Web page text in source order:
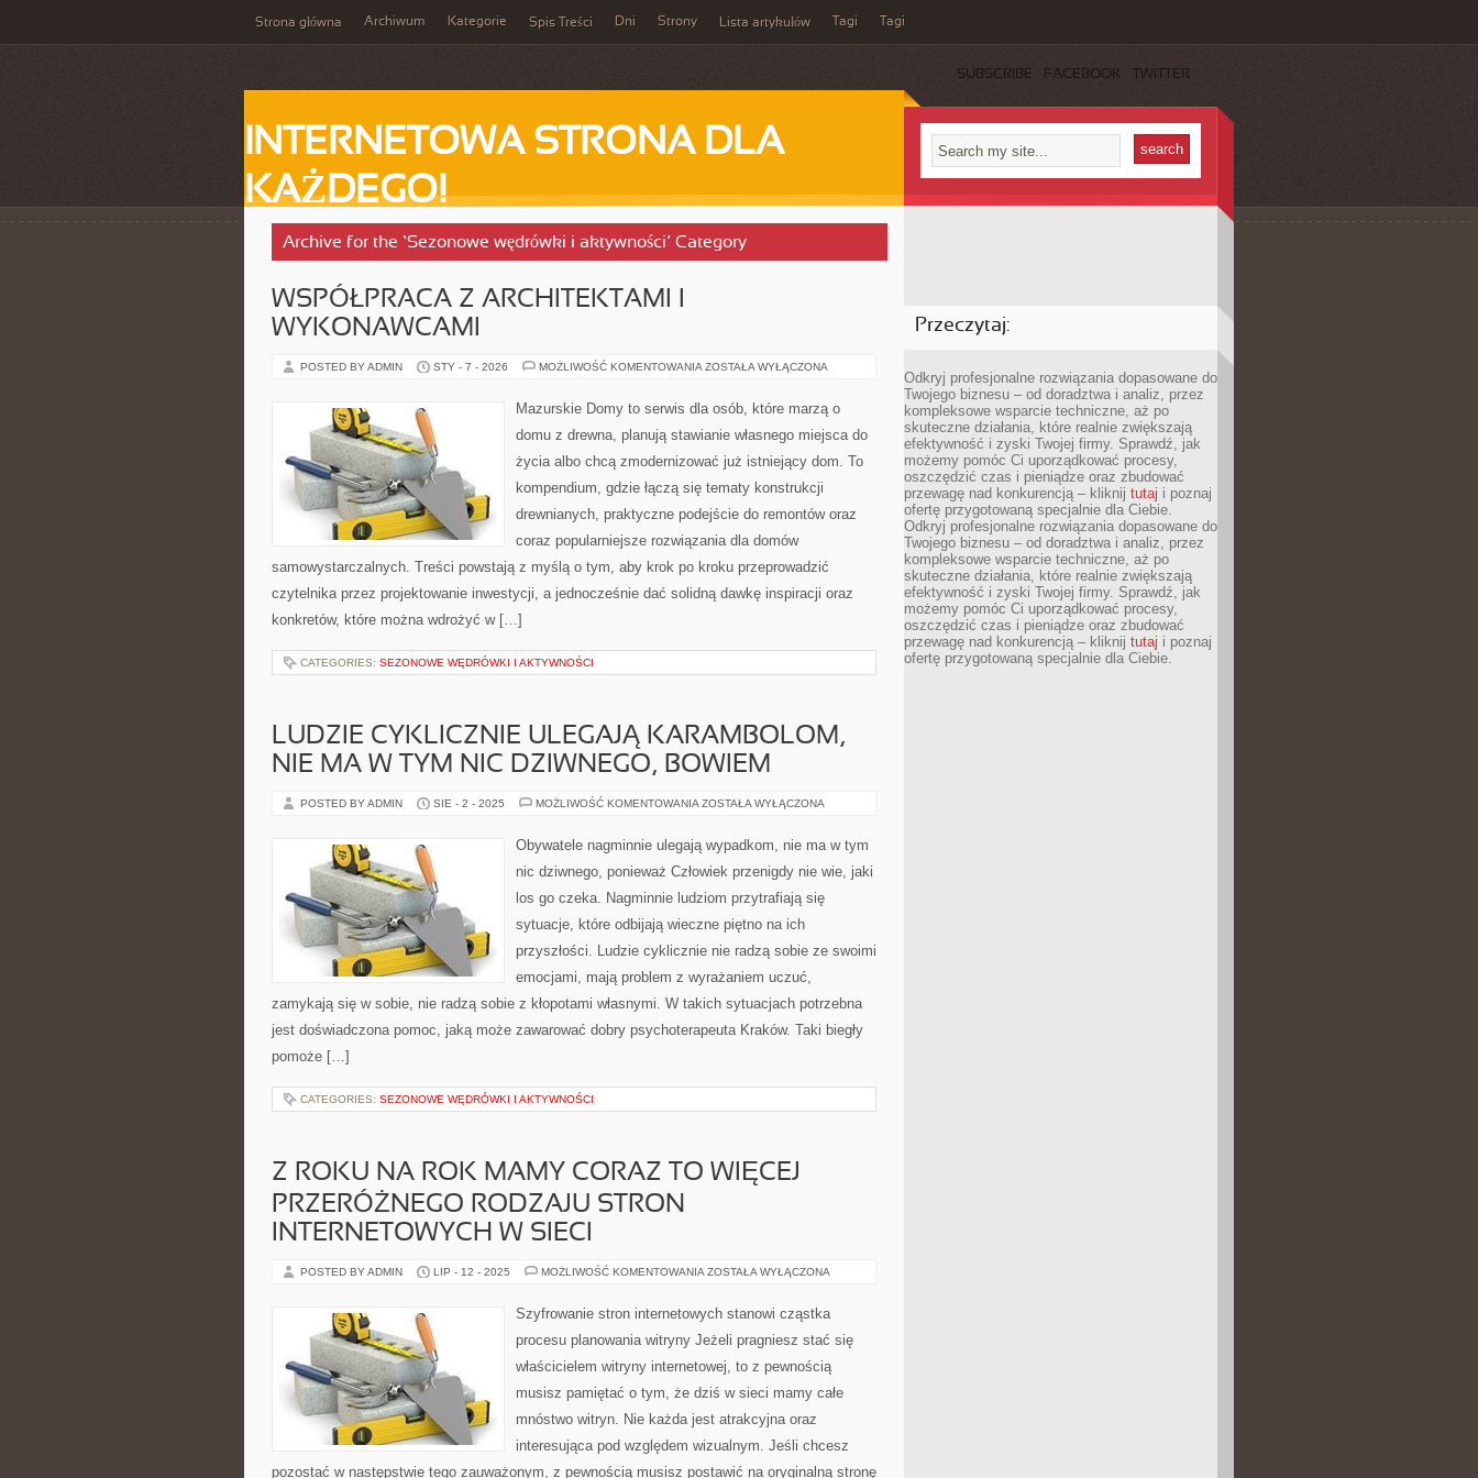
Strona główna Archiwum Kategorie Spis Treści Dni Strony Lista artykułów Tagi Tagi
SUBSCRIBE FACEBOOK TWITTER
INTERNETOWA STRONA DLA
KAŻDEGO!
Archive for the ‘Sezonowe wędrówki i aktywności’ Category
WSPÓŁPRACA Z ARCHITEKTAMI I
WYKONAWCAMI
POSTED BY ADMIN STY - 7 - 2026 MOŻLIWOŚĆ KOMENTOWANIA WSPÓŁPRACA
WYKONAWCAMI
ZOSTAŁA WYŁĄCZONA
Mazurskie Domy to serwis dla osób, które marzą o
domu z drewna, planują stawianie własnego miejsca do
życia albo chcą zmodernizować już istniejący dom. To
kompendium, gdzie łączą się tematy konstrukcji
drewnianych, praktyczne podejście do remontów oraz
coraz popularniejsze rozwiązania dla domów
samowystarczalnych. Treści powstają z myślą o tym, aby krok po kroku przeprowadzić
czytelnika przez projektowanie inwestycji, a jednocześnie dać solidną dawkę inspiracji oraz
konkretów, które można wdrożyć w […]
CATEGORIES: SEZONOWE WĘDRÓWKI I AKTYWNOŚCI
LUDZIE CYKLICZNIE ULEGAJĄ KARAMBOLOM,
NIE MA W TYM NIC DZIWNEGO, BOWIEM
POSTED BY ADMIN SIE - 2 - 2025 MOŻLIWOŚĆ KOMENTOWANIA LUDZIE
KARAMBOLOM,
NIE
W
NIC
BOWIEM
ZOSTAŁA WYŁĄCZONA
Obywatele nagminnie ulegają wypadkom, nie ma w tym
nic dziwnego, ponieważ Człowiek przenigdy nie wie, jaki
los go czeka. Nagminnie ludziom przytrafiają się
sytuacje, które odbijają wieczne piętno na ich
przyszłości. Ludzie cyklicznie nie radzą sobie ze swoimi
emocjami, mają problem z wyrażaniem uczuć,
zamykają się w sobie, nie radzą sobie z kłopotami własnymi. W takich sytuacjach potrzebna
jest doświadczona pomoc, jaką może zawarować dobry psychoterapeuta Kraków. Taki biegły
pomoże […]
CATEGORIES: SEZONOWE WĘDRÓWKI I AKTYWNOŚCI
Z ROKU NA ROK MAMY CORAZ TO WIĘCEJ
PRZERÓŻNEGO RODZAJU STRON
INTERNETOWYCH W SIECI
POSTED BY ADMIN LIP - 12 - 2025 MOŻLIWOŚĆ KOMENTOWANIA Z
ROK
MAMY
TO
PRZERÓŻNEGO
STRON
W
SIECI
ZOSTAŁA WYŁĄCZONA
Szyfrowanie stron internetowych stanowi cząstka
procesu planowania witryny Jeżeli pragniesz stać się
właścicielem witryny internetowej, to z pewnością
musisz pamiętać o tym, że dziś w sieci mamy całe
mnóstwo witryn. Nie każda jest atrakcyjna oraz
interesująca pod względem wizualnym. Jeśli chcesz
pozostać w następstwie tego zauważonym, z pewnością musisz postawić na oryginalną stronę
Przeczytaj:
Odkryj profesjonalne rozwiązania dopasowane do
Twojego biznesu – od doradztwa i analiz, przez
kompleksowe wsparcie techniczne, aż po
skuteczne działania, które realnie zwiększają
efektywność i zyski Twojej firmy. Sprawdź, jak
możemy pomóc Ci uporządkować procesy,
oszczędzić czas i pieniądze oraz zbudować
przewagę nad konkurencją – kliknij tutaj i poznaj
ofertę przygotowaną specjalnie dla Ciebie.
Odkryj profesjonalne rozwiązania dopasowane do
Twojego biznesu – od doradztwa i analiz, przez
kompleksowe wsparcie techniczne, aż po
skuteczne działania, które realnie zwiększają
efektywność i zyski Twojej firmy. Sprawdź, jak
możemy pomóc Ci uporządkować procesy,
oszczędzić czas i pieniądze oraz zbudować
przewagę nad konkurencją – kliknij tutaj i poznaj
ofertę przygotowaną specjalnie dla Ciebie.